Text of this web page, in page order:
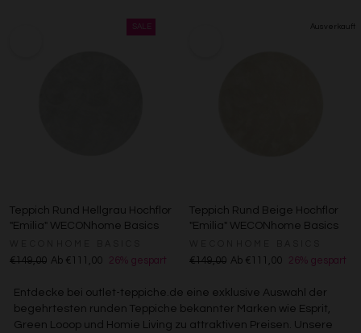
Teppich Rund Hellgrau Hochflor
"Emilia" WECONhome Basics
€149,00 Ab €111,00 26% gespart
Teppich Rund Beige Hochflor
"Emilia" WECONhome Basics
€149,00 Ab €111,00 26% gespart
Entdecke bei outlet-teppiche.de eine exklusive Auswahl der
begehrtesten runden Teppiche bekannter Marken wie Esprit,
Green Looop und Homie Living zu attraktiven Preisen. Unsere